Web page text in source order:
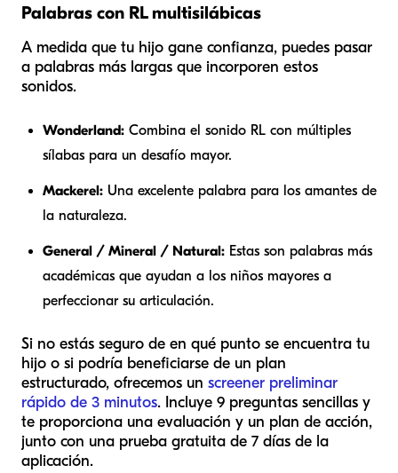
Palabras con RL multisilábicas
A medida que tu hijo gane confianza, puedes pasar
a palabras más largas que incorporen estos
sonidos.
Wonderland: Combina el sonido RL con múltiples
sílabas para un desafío mayor.
Mackerel: Una excelente palabra para los amantes de
la naturaleza.
General / Mineral / Natural: Estas son palabras más
académicas que ayudan a los niños mayores a
perfeccionar su articulación.
Si no estás seguro de en qué punto se encuentra tu
hijo o si podría beneficiarse de un plan
estructurado, ofrecemos un screener preliminar
rápido de 3 minutos. Incluye 9 preguntas sencillas y
te proporciona una evaluación y un plan de acción,
junto con una prueba gratuita de 7 días de la
aplicación.